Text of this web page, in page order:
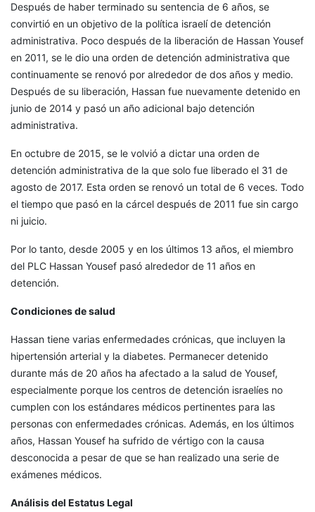
Después de haber terminado su sentencia de 6 años, se
convirtió en un objetivo de la política israelí de detención
administrativa. Poco después de la liberación de Hassan Yousef
en 2011, se le dio una orden de detención administrativa que
continuamente se renovó por alrededor de dos años y medio.
Después de su liberación, Hassan fue nuevamente detenido en
junio de 2014 y pasó un año adicional bajo detención
administrativa.
En octubre de 2015, se le volvió a dictar una orden de
detención administrativa de la que solo fue liberado el 31 de
agosto de 2017. Esta orden se renovó un total de 6 veces. Todo
el tiempo que pasó en la cárcel después de 2011 fue sin cargo
ni juicio.
Por lo tanto, desde 2005 y en los últimos 13 años, el miembro
del PLC Hassan Yousef pasó alrededor de 11 años en
detención.
Condiciones de salud
Hassan tiene varias enfermedades crónicas, que incluyen la
hipertensión arterial y la diabetes. Permanecer detenido
durante más de 20 años ha afectado a la salud de Yousef,
especialmente porque los centros de detención israelíes no
cumplen con los estándares médicos pertinentes para las
personas con enfermedades crónicas. Además, en los últimos
años, Hassan Yousef ha sufrido de vértigo con la causa
desconocida a pesar de que se han realizado una serie de
exámenes médicos.
Análisis del Estatus Legal